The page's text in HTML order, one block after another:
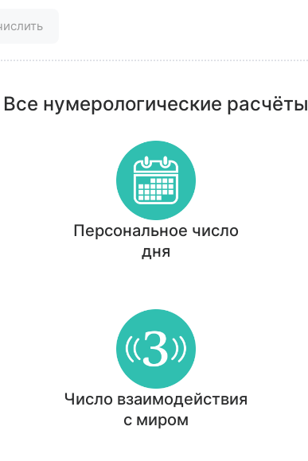
Все нумерологические расчёты
Персональное число
дня
Число взаимодействия
с миром